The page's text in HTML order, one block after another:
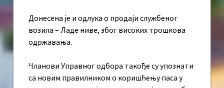
Донесена је и одлука о продаји службеног
возила – Ладе ниве, због високих трошкова
одржавања.
Чланови Управног одбора такође су упознати
са новим правилником о коришћењу паса у